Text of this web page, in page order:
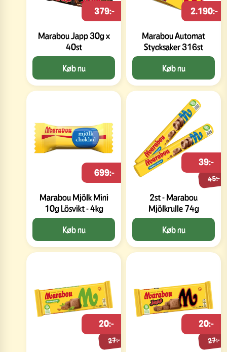
Marabou Japp 30g x
40st
379:-
Køb nu
Marabou Automat
Stycksaker 316st
2.190:-
Køb nu
Marabou Mjölk Mini
10g Lösvikt - 4kg
699:-
Køb nu
2st - Marabou
Mjölkrulle 74g
45:-
39:-
Køb nu
27:-
20:-
27:-
20:-